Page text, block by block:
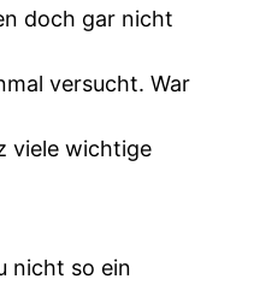
doch gar nicht
versucht. War
viele wichtige
nicht so ein